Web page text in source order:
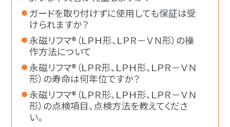
ガードを取り付けずに使用しても保証は受
けられますか？
永磁リフマ®（ＬＰＨ形、ＬＰＲ－ＶＮ形）の操
作方法について
永磁リフマ®（ＬＰＲ形、ＬＰＨ形、ＬＰＲ－ＶＮ
形）の寿命は何年位ですか？
永磁リフマ®（ＬＰＲ形、ＬＰＨ形、ＬＰＲ－ＶＮ
形）の点検項目、点検方法を教えてくださ
い。